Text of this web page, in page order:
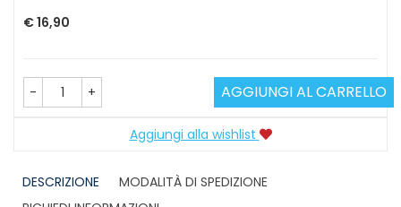
€ 16,90
- + AGGIUNGI AL CARRELLO
Aggiungi alla wishlist
DESCRIZIONE
MODALITÀ DI SPEDIZIONE